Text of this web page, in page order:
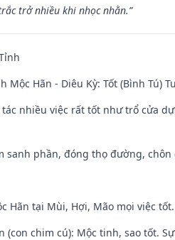
trở nhiều khi nhọc nhằn.”
Mộc Hãn - Diêu Kỳ: Tốt (Bình
tác nhiều việc rất tốt như trổ cửa
sanh phần, đóng thọ đường,
Hãn tại Mùi, Hợi, Mão mọi việc
(con chim cú): Mộc tinh, sao tốt.